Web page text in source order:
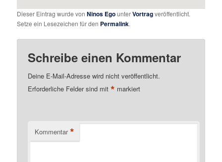
Dieser Eintrag wurde vonNinos EgounterVortragveröffentlicht.
Setze ein Lesezeichen für den Permalink.
Schreibe einen Kommentar
Deine E-Mail-Adresse wird nicht veröffentlicht.
Erforderliche Felder sind mit* markiert
Kommentar *